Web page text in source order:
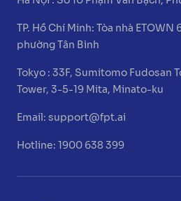
TP. Hồ Chí Minh:Tòa nhà ETOWN
phường Tân Bình
Tokyo :33F, Sumitomo Fudosan
Tower, 3-5-19 Mita, Minato-ku
Email:support@fpt.ai
Hotline: 1900 638 399